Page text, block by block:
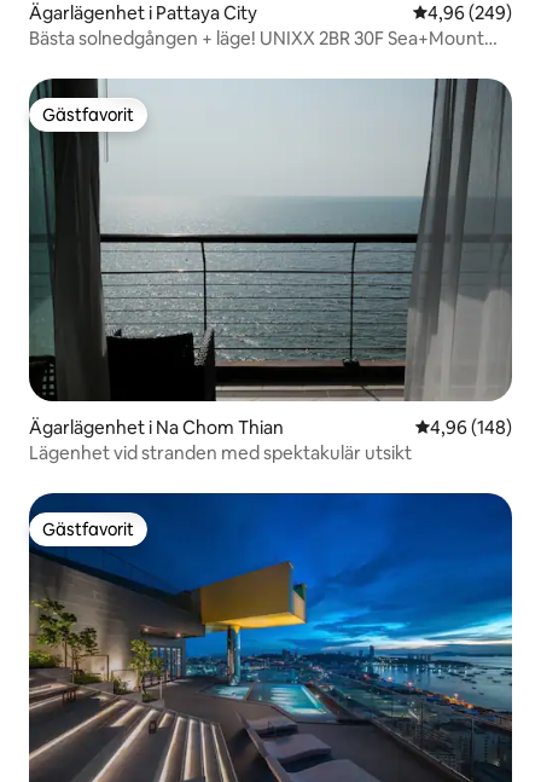
Ägarlägenhet i Pattaya City 4,96 av 5 i
4,96 (249)
Bästa solnedgången + läge! UNIXX 2BR 30F Sea+Mount
Gästfavorit
Gästfavorit
Ägarlägenhet i Na Chom Thian 4,96 av 5 i
4,96 (148)
Lägenhet vid stranden med spektakulär utsikt
Gästfavorit
Gästfavorit